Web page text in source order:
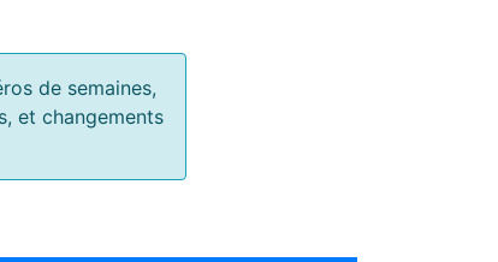
de semaines,
et changements